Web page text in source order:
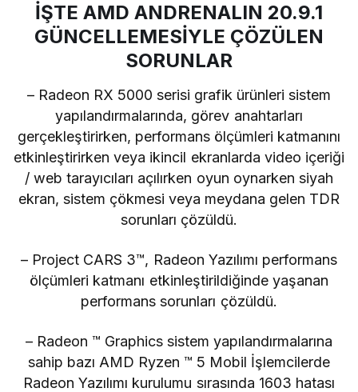
İŞTE AMD ANDRENALIN 20.9.1
GÜNCELLEMESİYLE ÇÖZÜLEN
SORUNLAR
– Radeon RX 5000 serisi grafik ürünleri sistem
yapılandırmalarında, görev anahtarları
gerçekleştirirken, performans ölçümleri katmanını
etkinleştirirken veya ikincil ekranlarda video içeriği
/ web tarayıcıları açılırken oyun oynarken siyah
ekran, sistem çökmesi veya meydana gelen TDR
sorunları çözüldü.
– Project CARS 3™, Radeon Yazılımı performans
ölçümleri katmanı etkinleştirildiğinde yaşanan
performans sorunları çözüldü.
– Radeon ™ Graphics sistem yapılandırmalarına
sahip bazı AMD Ryzen ™ 5 Mobil İşlemcilerde
Radeon Yazılımı kurulumu sırasında 1603 hatası